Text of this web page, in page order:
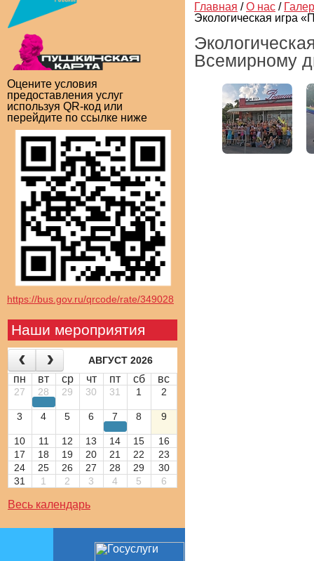
Оцените условия
предоставления услуг
используя QR-код или
перейдите по ссылке ниже
https://bus.gov.ru/qrcode/rate/349028
Наши мероприятия
АВГУСТ 2026
пн вт ср чт пт сб вс
27 28 29 30 31 1 2
3 4 5 6 7 8 9
10 11 12 13 14 15
16
17
18 19 20 21 22
23
24
25 26 27 28 29
30
31
1 2 3 4 5 6
Весь календарь
Главная / О нас /
Экологическая игра
Всемирному